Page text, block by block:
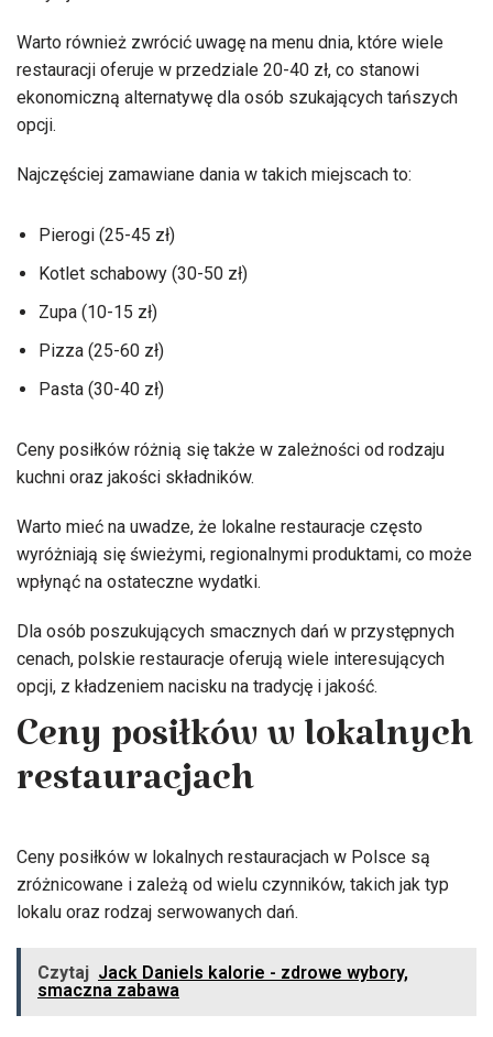
Warto również zwrócić uwagę na menu dnia, które wiele
restauracji oferuje w przedziale 20-40 zł, co stanowi
ekonomiczną alternatywę dla osób szukających tańszych
opcji.
Najczęściej zamawiane dania w takich miejscach to:
Pierogi (25-45 zł)
Kotlet schabowy (30-50 zł)
Zupa (10-15 zł)
Pizza (25-60 zł)
Pasta (30-40 zł)
Ceny posiłków różnią się także w zależności od rodzaju
kuchni oraz jakości składników.
Warto mieć na uwadze, że lokalne restauracje często
wyróżniają się świeżymi, regionalnymi produktami, co może
wpłynąć na ostateczne wydatki.
Dla osób poszukujących smacznych dań w przystępnych
cenach, polskie restauracje oferują wiele interesujących
opcji, z kładzeniem nacisku na tradycję i jakość.
Ceny posiłków w lokalnych
restauracjach
Ceny posiłków w lokalnych restauracjach w Polsce są
zróżnicowane i zależą od wielu czynników, takich jak typ
lokalu oraz rodzaj serwowanych dań.
Czytaj Jack Daniels kalorie - zdrowe wybory,
smaczna zabawa